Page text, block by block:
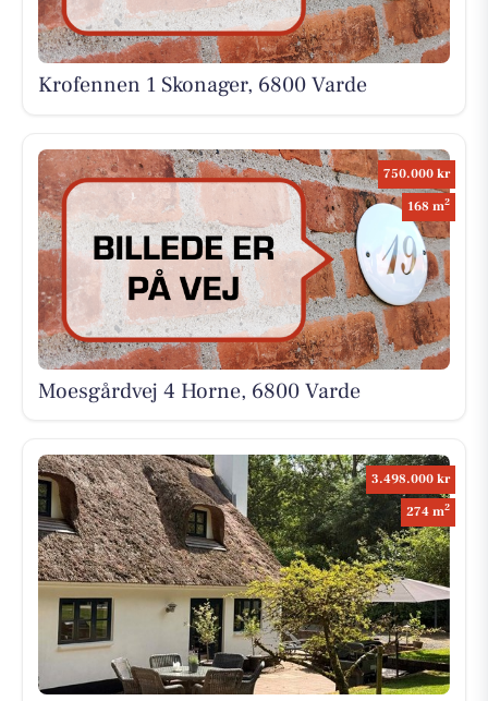
Krofennen 1 Skonager, 6800 Varde
750.000 kr
168 m2
Moesgårdvej 4 Horne, 6800 Varde
3.498.000 kr
274 m2